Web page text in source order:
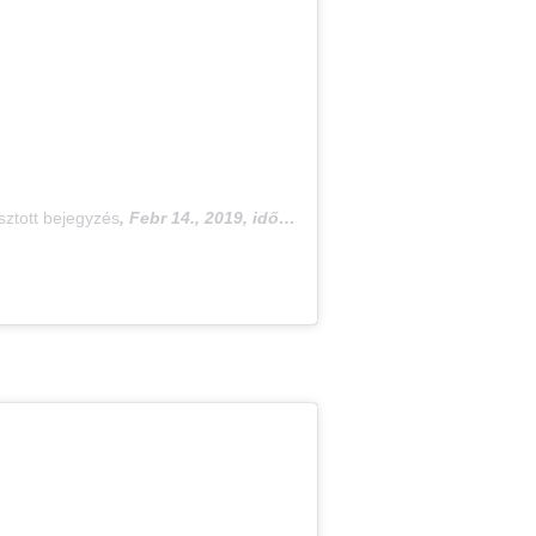
bejegyzés, Febr 14., 2019, időpont: 8:31 (PST időzóna szerint)